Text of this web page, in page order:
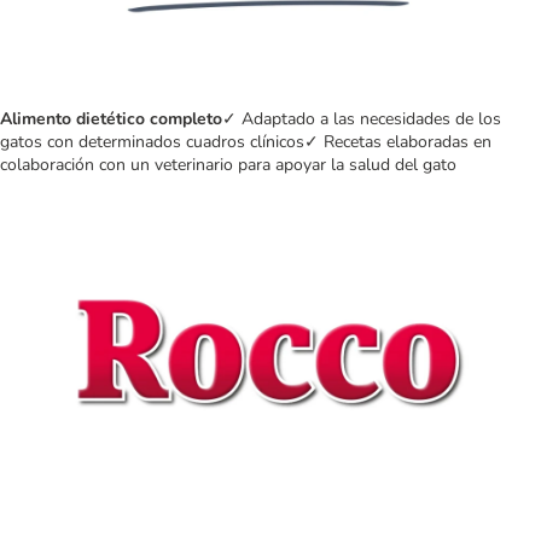
Alimento dietético completo✓ Adaptado a las necesidades de los
gatos con determinados cuadros clínicos✓ Recetas elaboradas en
colaboración con un veterinario para apoyar la salud del gato